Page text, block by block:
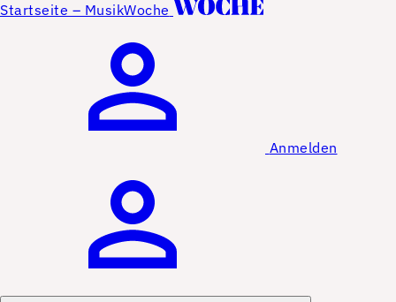
Startseite – MusikWoche
Anmelden